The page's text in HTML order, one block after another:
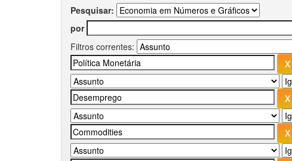
Pesquisar:
por
Filtros correntes: